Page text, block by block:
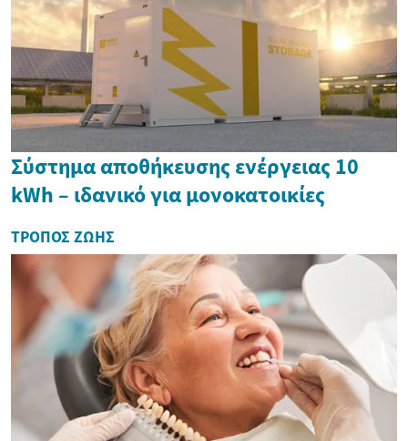
Σύστημα αποθήκευσης ενέργειας 10
kWh – ιδανικό για μονοκατοικίες
ΤΡΌΠΟΣ ΖΩΉΣ